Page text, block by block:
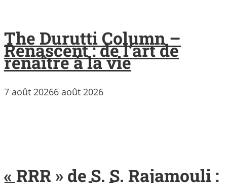
The Durutti Column –
Renascent : de l’art de
renaître à la vie
7 août 20266 août 2026
« RRR » de S. S. Rajamouli :